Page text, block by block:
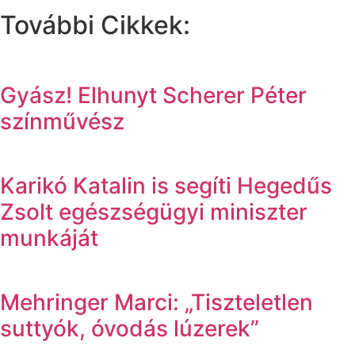
További Cikkek:
Gyász! Elhunyt Scherer Péter
színművész
Karikó Katalin is segíti Hegedűs
Zsolt egészségügyi miniszter
munkáját
Mehringer Marci: „Tiszteletlen
suttyók, óvodás lúzerek”